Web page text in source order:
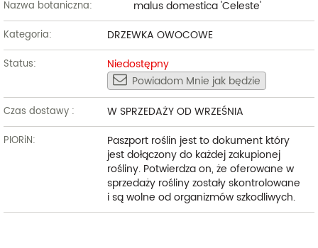
Nazwa botaniczna: malus domestica 'Celeste'
Kategoria: DRZEWKA OWOCOWE
Status:
Niedostępny
Powiadom Mnie jak będzie
Czas dostawy : W SPRZEDAŻY OD WRZEŚNIA
PIORiN:
Paszport roślin jest to dokument który
jest dołączony do każdej zakupionej
rośliny. Potwierdza on, że oferowane w
sprzedaży rośliny zostały skontrolowane
i są wolne od organizmów szkodliwych.